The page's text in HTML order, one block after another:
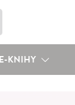
E-KNIHY